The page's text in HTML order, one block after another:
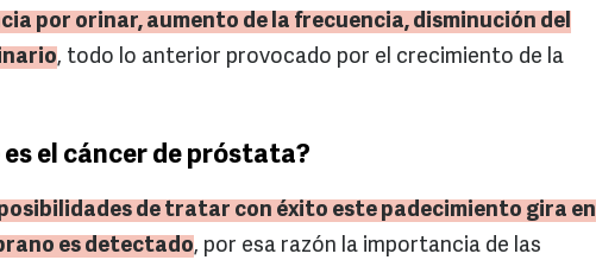
por orinar, aumento de la frecuencia, disminución del
, todo lo anterior provocado por el crecimiento de la
el cáncer de próstata?
posibilidades de tratar con éxito este padecimiento gira en
es detectado, por esa razón la importancia de las